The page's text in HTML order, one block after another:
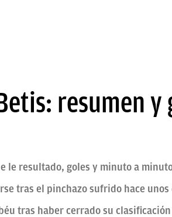
resumen
le resultado, goles y minuto a
tras el pinchazo sufrido hace unos
tras haber cerrado su